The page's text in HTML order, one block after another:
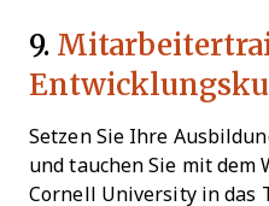
9.
Setzen Sie Ihre
und tauchen Sie mit
Cornell University in das